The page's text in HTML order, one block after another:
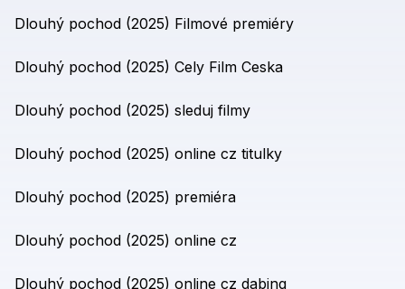
Dlouhý pochod (2025) Filmové premiéry
Dlouhý pochod (2025) Cely Film Ceska
Dlouhý pochod (2025) sleduj filmy
Dlouhý pochod (2025) online cz titulky
Dlouhý pochod (2025) premiéra
Dlouhý pochod (2025) online cz
Dlouhý pochod (2025) online cz dabing